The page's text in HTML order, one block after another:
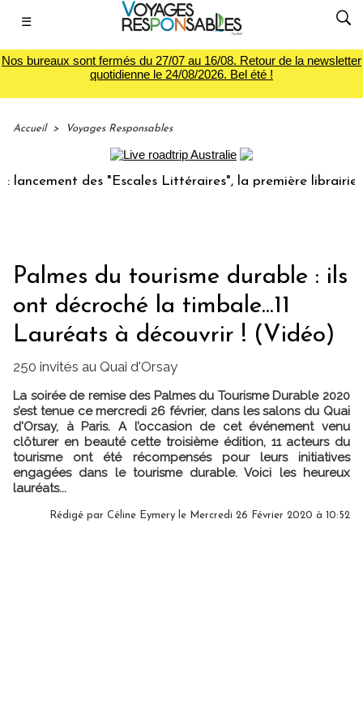
☰
Nos bureaux sont fermés du 27/07 au 16/08. Retour de la newsletter
quotidienne le 24/08/2026. Bel été !
Accueil > Voyages Responsables
des "Escales Littéraires", la première librairie du
Palmes du tourisme durable : ils
ont décroché la timbale...11
Lauréats à découvrir ! (Vidéo)
250 invités au Quai d'Orsay
La soirée de remise des Palmes du Tourisme Durable 2020
s’est tenue ce mercredi 26 février, dans les salons du Quai
d'Orsay, à Paris. A l’occasion de cet événement venu
clôturer en beauté cette troisième édition, 11 acteurs du
tourisme ont été récompensés pour leurs initiatives
engagées dans le tourisme durable. Voici les heureux
lauréats...
Rédigé par Céline Eymery le Mercredi 26 Février 2020 à 10:52